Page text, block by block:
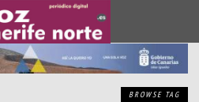
BROWSE TAG